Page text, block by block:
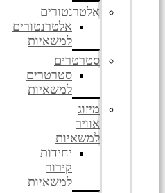
אלטרנטורים
אלטרנטורים
למשאיות
סטרטרים
סטרטרים
למשאיות
מיזוג
אוויר
למשאיות
יחידות
קירור
למשאיות